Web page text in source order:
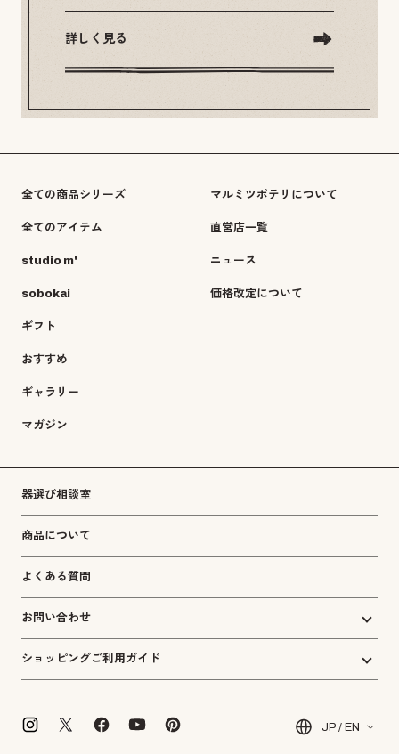
詳しく見る
全ての商品シリーズ
全てのアイテム
studio m'
sobokai
ギフト
おすすめ
ギャラリー
マガジン
マルミツポテリについて
直営店一覧
ニュース
価格改定について
器選び相談室
商品について
よくある質問
お問い合わせ
ショッピングご利用ガイド
JP / EN